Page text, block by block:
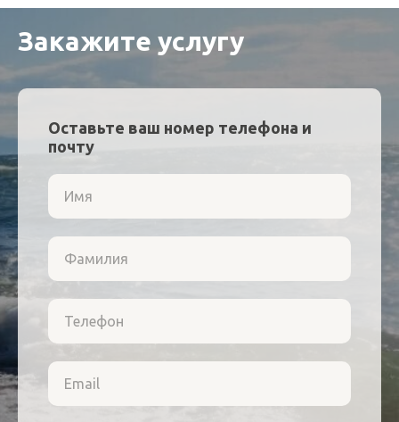
Закажите услугу
Оставьте ваш номер телефона и
почту
Имя
Фамилия
Телефон
Email
Незабываемые эмоции
и впечатления в любое
время года